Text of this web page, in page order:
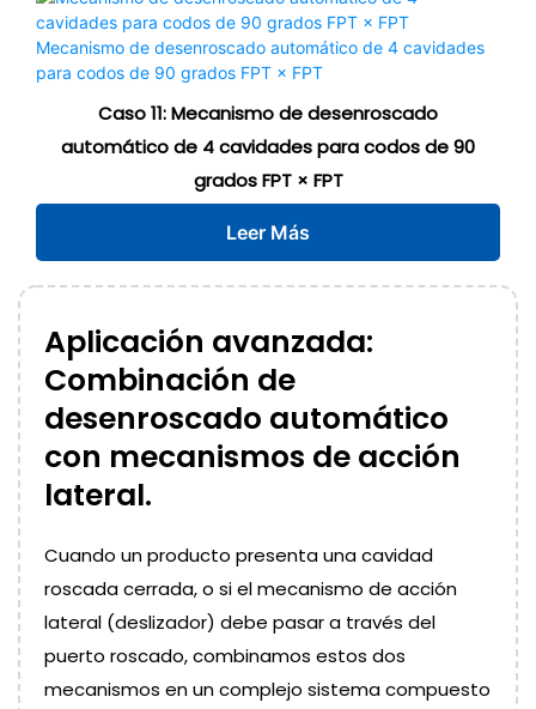
Caso 11: Mecanismo de desenroscado
automático de 4 cavidades para codos de 90
grados FPT × FPT
Leer Más
Aplicación avanzada:
Combinación de
desenroscado automático
con mecanismos de acción
lateral.
Cuando un producto presenta una cavidad
roscada cerrada, o si el mecanismo de acción
lateral (deslizador) debe pasar a través del
puerto roscado, combinamos estos dos
mecanismos en un complejo sistema compuesto